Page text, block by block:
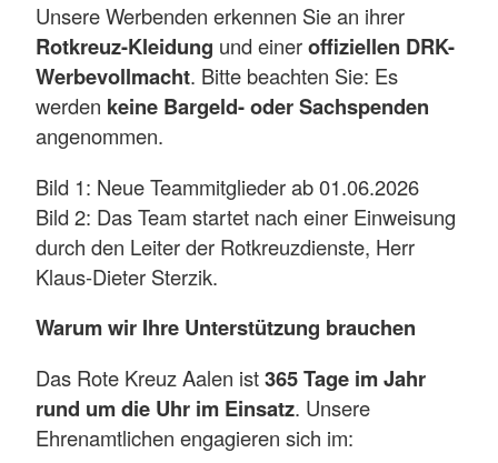
Unsere Werbenden erkennen Sie an ihrer
Rotkreuz-Kleidung und eineroffiziellen DRK-
Werbevollmacht. Bitte beachten Sie: Es
werden keine Bargeld- oder Sachspenden
angenommen.
Bild 1: Neue Teammitglieder ab 01.06.2026
Bild 2: Das Team startet nach einer Einweisung
durch den Leiter der Rotkreuzdienste, Herr
Klaus-Dieter Sterzik.
Warum wir Ihre Unterstützung brauchen
Das Rote Kreuz Aalen ist365 Tage im Jahr
rund um die Uhr im Einsatz. Unsere
Ehrenamtlichen engagieren sich im: